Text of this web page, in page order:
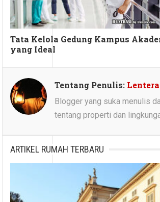
Tata Kelola Gedung Kampus
yang Ideal
Tentang Penulis:
Blogger yang suka menulis
tentang properti dan
ARTIKEL RUMAH TERBARU